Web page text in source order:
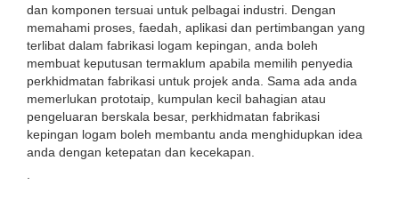
dan komponen tersuai untuk pelbagai industri. Dengan
memahami proses, faedah, aplikasi dan pertimbangan yang
terlibat dalam fabrikasi logam kepingan, anda boleh
membuat keputusan termaklum apabila memilih penyedia
perkhidmatan fabrikasi untuk projek anda. Sama ada anda
memerlukan prototaip, kumpulan kecil bahagian atau
pengeluaran berskala besar, perkhidmatan fabrikasi
kepingan logam boleh membantu anda menghidupkan idea
anda dengan ketepatan dan kecekapan.